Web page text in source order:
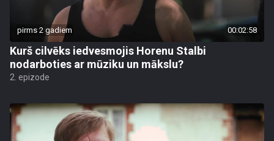
pirms 2 gadiem 00:02:58
Kurš cilvēks iedvesmojis Horenu Stalbi
nodarboties ar mūziku un mākslu?
2. epizode